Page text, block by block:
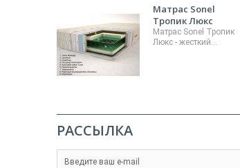
Матрас Sonel
Тропик Люкс
Матрас Sonel Тропик
Люкс - жесткий...
РАССЫЛКА